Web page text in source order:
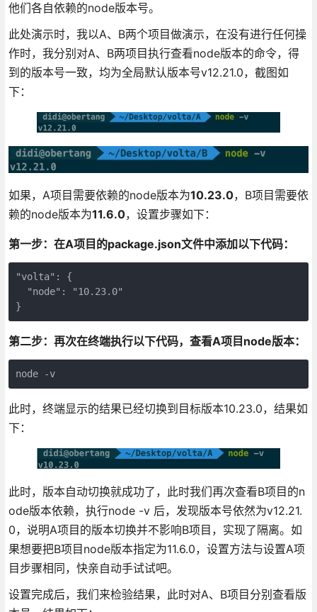
他们各自依赖的node版本号。
此处演示时，我以A、B两个项目做演示，在没有进行任何操
作时，我分别对A、B两项目执行查看node版本的命令，得
到的版本号一致，均为全局默认版本号v12.21.0，截图如
下：
如果，A项目需要依赖的node版本为10.23.0，B项目需要依
赖的node版本为11.6.0，设置步骤如下：
第一步：在A项目的package.json文件中添加以下代码：
"volta": {
"node": "10.23.0"
}
第二步：再次在终端执行以下代码，查看A项目node版本：
node -v
此时，终端显示的结果已经切换到目标版本10.23.0，结果如
下：
此时，版本自动切换就成功了，此时我们再次查看B项目的n
ode版本依赖，执行node -v 后，发现版本号依然为v12.21.
0，说明A项目的版本切换并不影响B项目，实现了隔离。如
果想要把B项目node版本指定为11.6.0，设置方法与设置A项
目步骤相同，快亲自动手试试吧。
设置完成后，我们来检验结果，此时对A、B项目分别查看版